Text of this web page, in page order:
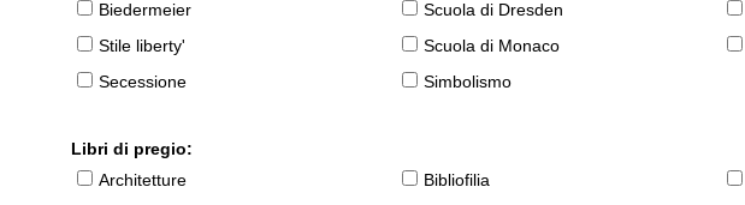
Biedermeier
Scuola di Dresden
Stile liberty'
Scuola di Monaco
Secessione
Simbolismo
Libri di pregio:
Architetture
Bibliofilia